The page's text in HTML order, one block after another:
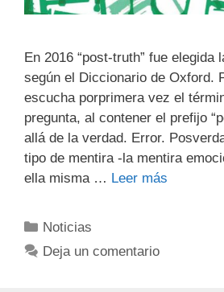
En 2016 “post-truth” fue elegida
según el Diccionario de Oxford.
escucha porprimera vez el
pregunta, al contener el prefijo
allá de la verdad. Error.
tipo de mentira -la mentira
ella misma … Leer más
Noticias
Deja un comentario